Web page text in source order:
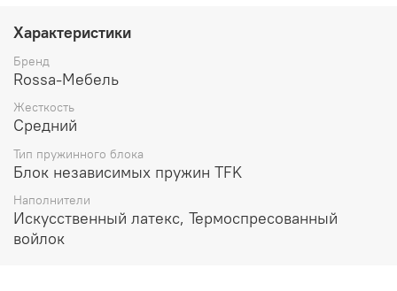
Блок независимых пружин TFK (256 шт/кв.м)
Чехол:
Ограничение на одно спальное место: до 120 кг
Высота: 180 мм
Производитель:
Характеристики
Бренд
Rossa-Мебель
Жесткость
Средний
Тип пружинного блока
Блок независимых пружин TFK
Наполнители
Искусственный латекс, Термоспресованный
войлок